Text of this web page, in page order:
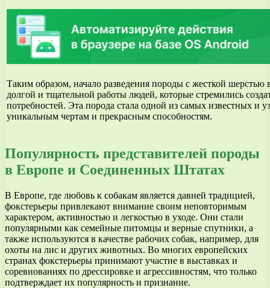
Таким образом, начало разведения породы с жесткой шерстью
долгой и тщательной работы людей, которые стремились
потребностей. Эта порода стала одной из самых известных и
уникальным чертам и прекрасным способностям.
Популярность представителей породы
в Европе и Соединенных Штатах
В Европе, где любовь к собакам является давней традицией,
фокстерьеры привлекают внимание своим неповторимым
характером, активностью и легкостью в уходе. Они стали
популярными как семейные питомцы и верные спутники, а
также используются в качестве рабочих собак, например, для
охоты на лис и других животных. Во многих европейских
странах фокстерьеры принимают участие в выставках и
соревнованиях по дрессировке и агрессивностям, что только
подтверждает их популярность и признание.